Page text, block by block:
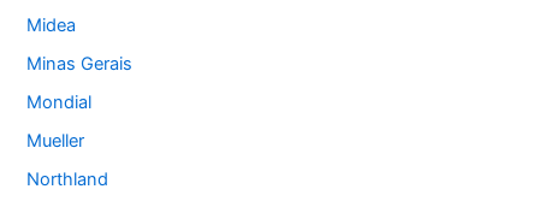
Midea
Minas Gerais
Mondial
Mueller
Northland